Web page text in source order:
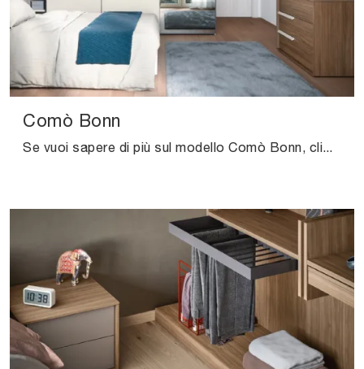
Comò Bonn
Se vuoi sapere di più sul modello Comò Bonn, clicca e scopri i Comodini e comò Cinquanta3 ideali per la tua zona del riposo.